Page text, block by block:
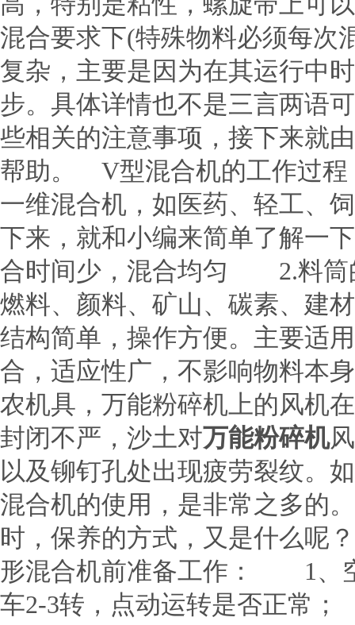
混合要求下(特殊物料必须每次
复杂，主要是因为在其运行中
步。具体详情也不是三言两语
些相关的注意事项，接下来就
帮助。 V型混合机的工作过
一维混合机，如医药、轻工、
下来，就和小编来简单了解
合时间少，混合均匀 2.料筒
燃料、颜料、矿山、碳素、建
结构简单，操作方便。主要适
合，适应性广，不影响物料本
农机具，万能粉碎机上的风机
封闭不严，沙土对万能粉碎机
以及铆钉孔处出现疲劳裂纹。
混合机的使用，是非常之多的
时，保养的方式，又是什么
形混合机前准备工作： 1、
车2-3转，点动运转是否正常